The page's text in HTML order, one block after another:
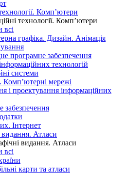
Комп’ютери
технології. Комп’ютери
всі
графіка. Дизайн. Анімація
програмне забезпечення
технологій
системи
Комп’ютерні мережі
і проектування інформаційних
забезпечення
Інтернет
видання. Атласи
видання. Атласи
всі
карти та атласи